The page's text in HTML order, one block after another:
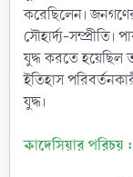
করেছিলেন। জনগণের
সৌহার্দ্য-
যুদ্ধ করতে হয়েছিল
ইতিহাস
যুদ্ধ।
কাদেসিয়ার পরিচয় :